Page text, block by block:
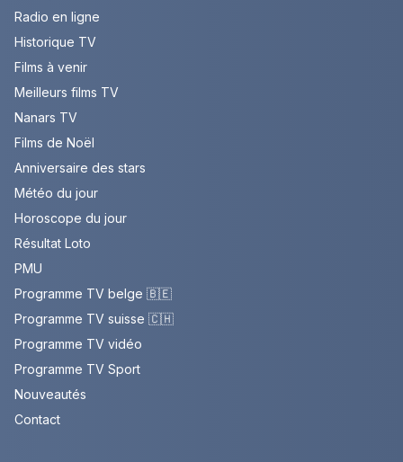
Radio en ligne
Historique TV
Films à venir
Meilleurs films TV
Nanars TV
Films de Noël
Anniversaire des stars
Météo du jour
Horoscope du jour
Résultat Loto
PMU
Programme TV belge 🇧🇪
Programme TV suisse 🇨🇭
Programme TV vidéo
Programme TV Sport
Nouveautés
Contact